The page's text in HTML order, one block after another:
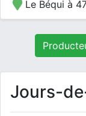
Le Béqui à
Jours-